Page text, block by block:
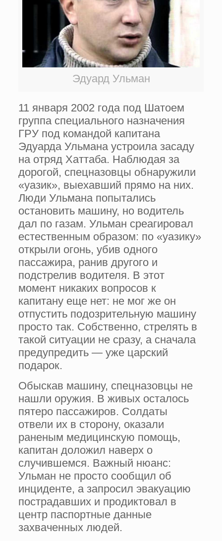
Эдуард Ульман
11 января 2002 года под Шатоем
группа специального назначения
ГРУ под командой капитана
Эдуарда Ульмана устроила засаду
на отряд Хаттаба. Наблюдая за
дорогой, спецназовцы обнаружили
«уазик», выехавший прямо на них.
Люди Ульмана попытались
остановить машину, но водитель
дал по газам. Ульман среагировал
естественным образом: по «уазику»
открыли огонь, убив одного
пассажира, ранив другого и
подстрелив водителя. В этот
момент никаких вопросов к
капитану еще нет: не мог же он
отпустить подозрительную машину
просто так. Собственно, стрелять в
такой ситуации не сразу, а сначала
предупредить — уже царский
подарок.
Обыскав машину, спецназовцы не
нашли оружия. В живых осталось
пятеро пассажиров. Солдаты
отвели их в сторону, оказали
раненым медицинскую помощь,
капитан доложил наверх о
случившемся. Важный нюанс:
Ульман не просто сообщил об
инциденте, а запросил эвакуацию
пострадавших и продиктовал в
центр паспортные данные
захваченных людей.